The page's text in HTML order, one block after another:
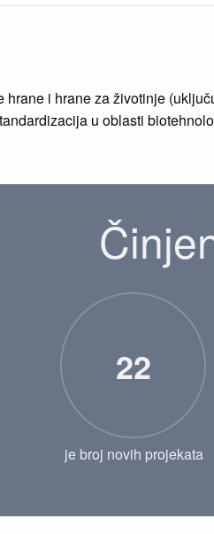
i hrane za životinje
u oblasti
22
je broj novih projekata